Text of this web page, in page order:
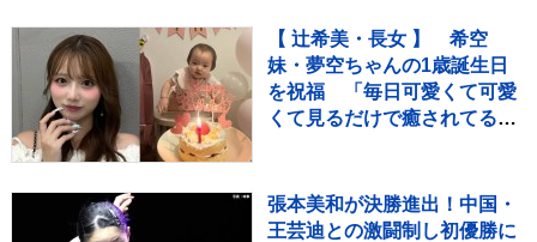
【 辻希美・長女 】 希空
妹・夢空ちゃんの1歳誕生日
を祝福 「毎日可愛くて可愛
くて見るだけで癒されてる
張本美和が決勝進出！中国・
王芸迪との激闘制し初優勝に